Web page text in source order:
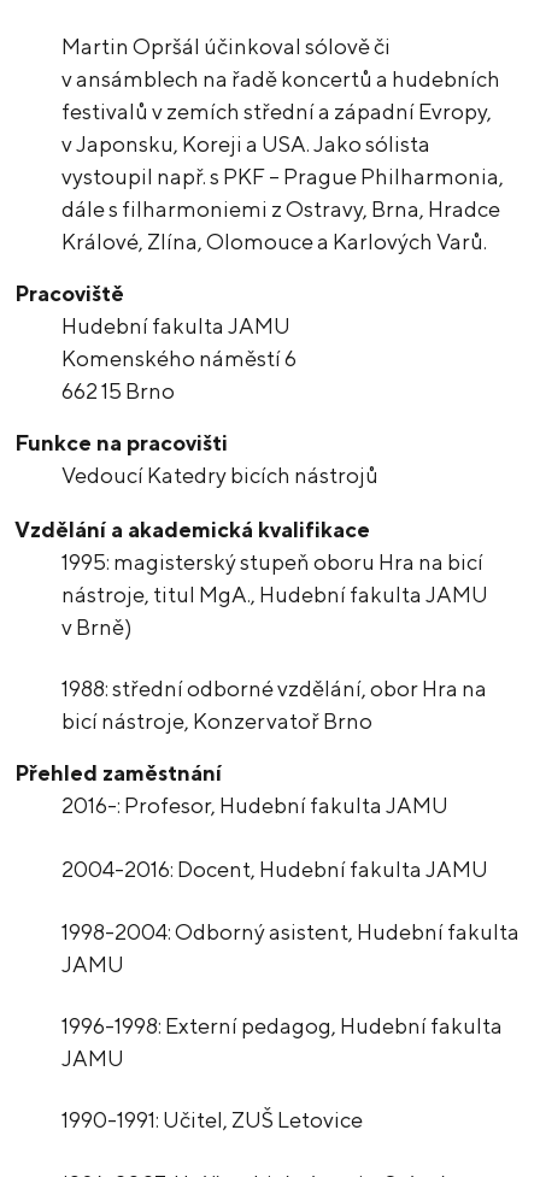
Martin Opršál účinkoval sólově či
v ansámblech na řadě koncertů a hudebních
festivalů v zemích střední a západní Evropy,
v Japonsku, Koreji a USA. Jako sólista
vystoupil např. s PKF – Prague Philharmonia,
dále s filharmoniemi z Ostravy, Brna, Hradce
Králové, Zlína, Olomouce a Karlových Varů.
Pracoviště
Hudební fakulta JAMU
Komenského náměstí 6
662 15 Brno
Funkce na pracovišti
Vedoucí Katedry bicích nástrojů
Vzdělání a akademická kvalifikace
1995: magisterský stupeň oboru Hra na bicí
nástroje, titul MgA., Hudební fakulta JAMU
v Brně)
1988: střední odborné vzdělání, obor Hra na
bicí nástroje, Konzervatoř Brno
Přehled zaměstnání
2016-: Profesor, Hudební fakulta JAMU
2004-2016: Docent, Hudební fakulta JAMU
1998-2004: Odborný asistent, Hudební fakulta
JAMU
1996-1998: Externí pedagog, Hudební fakulta
JAMU
1990-1991: Učitel, ZUŠ Letovice